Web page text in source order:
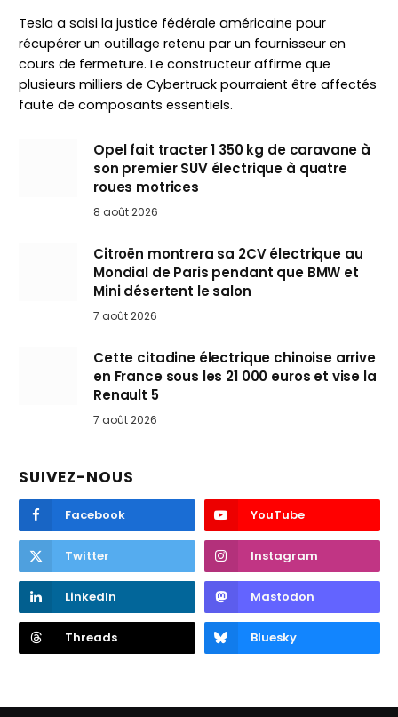
Tesla a saisi la justice fédérale américaine pour
récupérer un outillage retenu par un fournisseur en
cours de fermeture. Le constructeur affirme que
plusieurs milliers de Cybertruck pourraient être affectés
faute de composants essentiels.
Opel fait tracter 1 350 kg de caravane à
son premier SUV électrique à quatre
roues motrices
8 août 2026
Citroën montrera sa 2CV électrique au
Mondial de Paris pendant que BMW et
Mini désertent le salon
7 août 2026
Cette citadine électrique chinoise arrive
en France sous les 21 000 euros et vise la
Renault 5
7 août 2026
SUIVEZ-NOUS
Facebook YouTube
Twitter Instagram
LinkedIn Mastodon
Threads Bluesky